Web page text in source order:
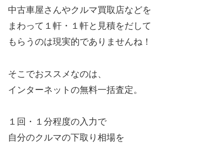
中古車屋さんやクルマ買取店などを
まわって１軒・１軒と見積をだして
もらうのは現実的でありませんね！
そこでおススメなのは、
インターネットの無料一括査定。
１回・１分程度の入力で
自分のクルマの下取り相場を